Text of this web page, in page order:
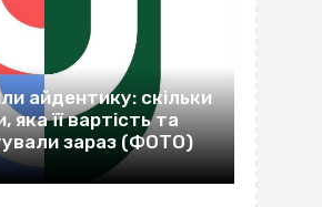
айдентику: скільки
яка її вартість та
зараз (ФОТО)